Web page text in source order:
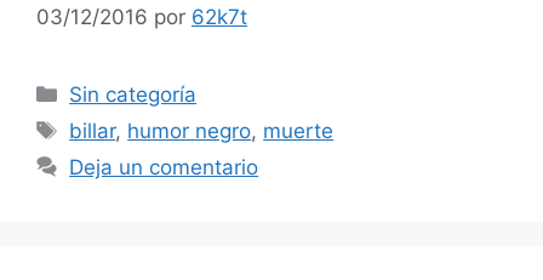
03/12/2016 por 62k7t
Categorías
Sin categoría
Etiquetas
billar, humor negro, muerte
Deja un comentario